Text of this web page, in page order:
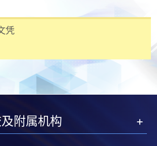
票
行本票缴付，抬头请注明「香港大
：
名中心递交划线支票、报名表格及有关
惟学院对邮递失误而遗失的支票及个
责。
凭
附属机构